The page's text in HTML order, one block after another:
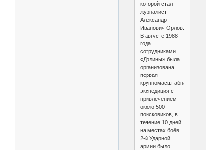
которой стал
журналист
Александр
Иванович Орлов.
В августе 1988
года
сотрудниками
«Долины» была
организована
первая
крупномасштабная
экспедиция с
привлечением
около 500
поисковиков, в
течение 10 дней
на местах боёв
2-й Ударной
армии было